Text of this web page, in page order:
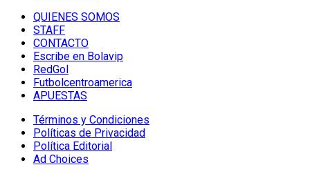
QUIENES SOMOS
STAFF
CONTACTO
Escribe en Bolavip
RedGol
Futbolcentroamerica
APUESTAS
Términos y Condiciones
Políticas de Privacidad
Política Editorial
Ad Choices